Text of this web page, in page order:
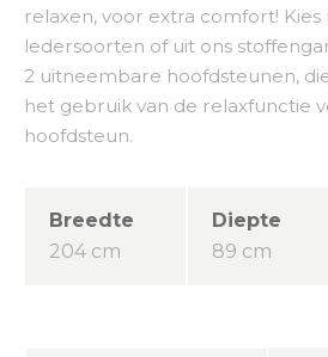
relaxen, voor extra comfort! Kies
ledersoorten of uit ons
2 uitneembare hoofdsteunen,
het gebruik van de relaxfunctie
hoofdsteun.
Breedte
204 cm
Diepte
89 cm